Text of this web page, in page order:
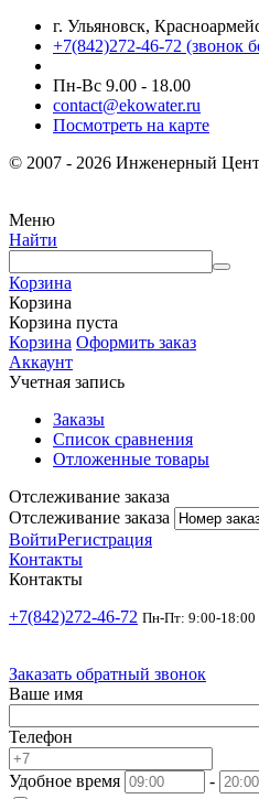
г. Ульяновск,
+7(842)272-46-72 (звонок
Пн-Вс 9.00 - 18.00
contact@ekowater.ru
Посмотреть на карте
© 2007 - 2026 Инженерный
Меню
Найти
Корзина
Корзина
Корзина пуста
Корзина Оформить заказ
Аккаунт
Учетная запись
Заказы
Список сравнения
Отложенные товары
Отслеживание заказа
Отслеживание заказа
ВойтиРегистрация
Контакты
Контакты
+7(842)272-46-72 Пн-Пт: 9:00-18:00
Заказать обратный звонок
Ваше имя
Телефон
Удобное время
-